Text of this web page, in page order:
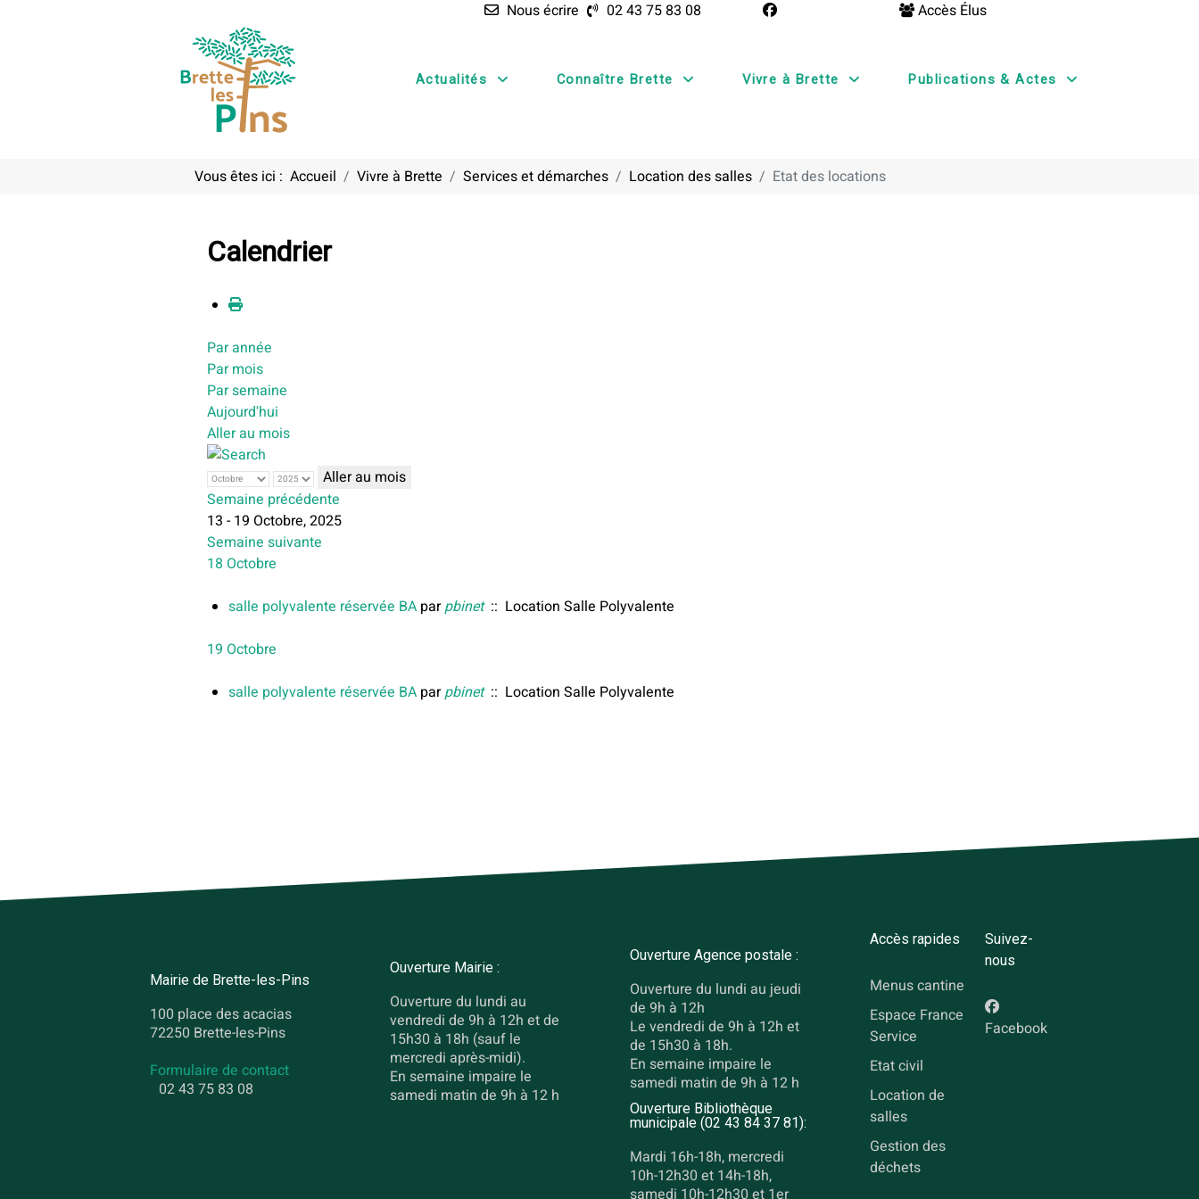
Nous écrire 02 43 75 83 08 Accès Élus
Actualités Connaître Brette Vivre à Brette Publications & Actes
Vous êtes ici : Accueil Vivre à Brette Services et démarches Location des salles Etat des locations
Calendrier
Par année
Par mois
Par semaine
Aujourd'hui
Aller au mois
Aller au mois
Semaine précédente
13 - 19 Octobre, 2025
Semaine suivante
18 Octobre
salle polyvalente réservée BAparpbinet:: Location Salle Polyvalente
19 Octobre
salle polyvalente réservée BAparpbinet:: Location Salle Polyvalente
Mairie de Brette-les-Pins
100 place des acacias
72250 Brette-les-Pins
Formulaire de contact
02 43 75 83 08
Ouverture Mairie :
Ouverture du lundi au
vendredi de 9h à 12h et de
15h30 à 18h (sauf le
mercredi après-midi).
En semaine impaire le
samedi matin de 9h à 12 h
Ouverture Agence postale :
Ouverture du lundi au jeudi
de 9h à 12h
Le vendredi de 9h à 12h et
de 15h30 à 18h.
En semaine impaire le
samedi matin de 9h à 12 h
Ouverture Bibliothèque
municipale (02 43 84 37 81):
Mardi 16h-18h, mercredi
10h-12h30 et 14h-18h,
Accès rapides
Menus cantine
Espace France
Service
Etat civil
Location de
salles
Gestion des
déchets
Suivez-
nous
Facebook